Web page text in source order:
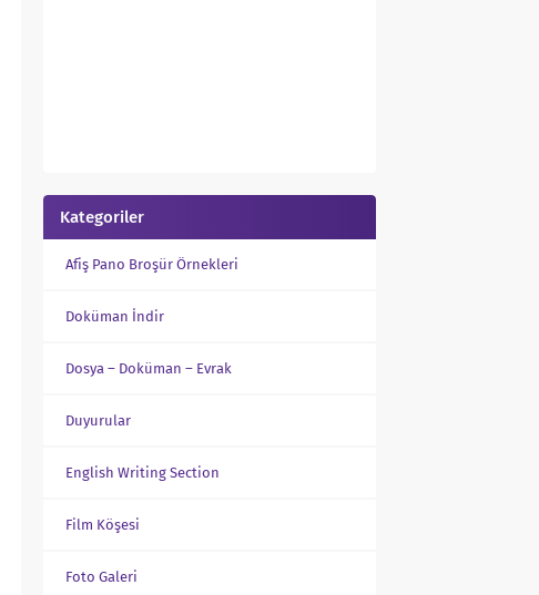
Kategoriler
Afiş Pano Broşür Örnekleri
Doküman İndir
Dosya – Doküman – Evrak
Duyurular
English Writing Section
Film Köşesi
Foto Galeri